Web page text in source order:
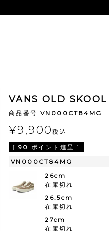
VANS OLD
商品番号 VN000CT84MG
¥9,900税込
[ 90 ポイント進呈 ]
VN000CT84MG
26cm
在庫切れ
26.5cm
在庫切れ
27cm
在庫切れ